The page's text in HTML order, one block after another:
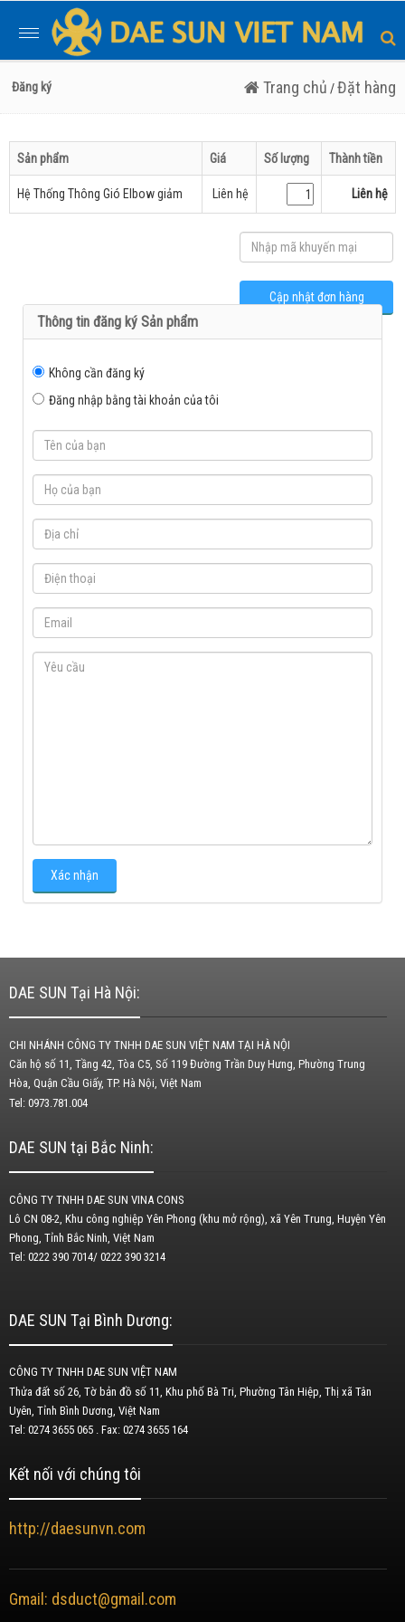
Toggle
navigation
Đăng ký
Trang chủ /Đặt hàng
Sản phẩm Giá Số lượng Thành tiền
Hệ Thống Thông Gió Elbow giảm Liên hệ Liên hệ
Thông tin đăng ký Sản phẩm
Không cần đăng ký
Đăng nhập bằng tài khoản của tôi
DAE SUN Tại Hà Nội:
CHI NHÁNH CÔNG TY TNHH DAE SUN VIỆT NAM TẠI HÀ NỘI
Căn hộ số 11, Tầng 42, Tòa C5, Số 119 Đường Trần Duy Hưng, Phường Trung
Hòa, Quận Cầu Giấy, TP. Hà Nội, Việt Nam
Tel: 0973.781.004
DAE SUN tại Bắc Ninh:
CÔNG TY TNHH DAE SUN VINA CONS
Lô CN 08-2, Khu công nghiệp Yên Phong (khu mở rộng), xã Yên Trung, Huyện Yên
Phong, Tỉnh Bắc Ninh, Việt Nam
Tel: 0222 390 7014/ 0222 390 3214
DAE SUN Tại Bình Dương:
CÔNG TY TNHH DAE SUN VIỆT NAM
Thửa đất số 26, Tờ bản đồ số 11, Khu phố Bà Tri, Phường Tân Hiệp, Thị xã Tân
Uyên, Tỉnh Bình Dương, Việt Nam
Tel: 0274 3655 065 . Fax: 0274 3655 164
Kết nối với chúng tôi
http://daesunvn.com
Gmail: dsduct@gmail.com